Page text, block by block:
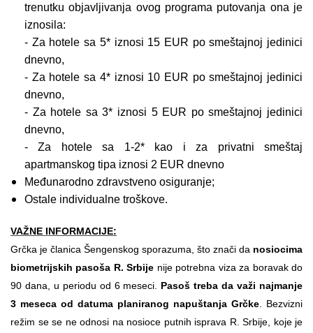
trenutku objavljivanja ovog programa putovanja ona je
iznosila:
- Za hotele sa 5* iznosi 15 EUR po smeštajnoj jedinici
dnevno,
- Za hotele sa 4* iznosi 10 EUR po smeštajnoj jedinici
dnevno,
- Za hotele sa 3* iznosi 5 EUR po smeštajnoj jedinici
dnevno,
- Za hotele sa 1-2* kao i za privatni smeštaj
apartmanskog tipa iznosi 2 EUR dnevno
Međunarodno zdravstveno osiguranje;
Ostale individualne troškove.
VAŽNE INFORMACIJE:
Grčka je članica Šengenskog sporazuma, što znači da nosiocima
biometrijskih pasoša R. Srbije nije potrebna viza za boravak do
90 dana, u periodu od 6 meseci. Pasoš treba da važi najmanje
3 meseca od datuma planiranog napuštanja Grčke . Bezvizni
režim se se ne odnosi na nosioce putnih isprava R. Srbije, koje je